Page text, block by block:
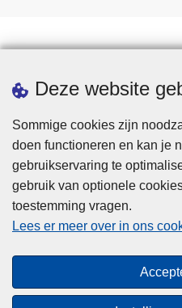
Deze website
Sommige cookies zijn
doen functioneren en kan je
gebruikservaring te
gebruik van optionele
toestemming vragen.
Lees er meer over in ons